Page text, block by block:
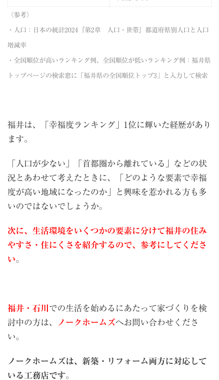
〈参考〉
・人口： 日本の統計2024『第2章 人口・世帯』都道府県別人口と人口
増減率
・全国順位が高いランキング例、全国順位が低いランキング例： 福井県
トップページの検索窓に「福井県の全国順位トップ3」と入力して検索
福井は、「幸福度ランキング」1位に輝いた経歴があり
ます。
「人口が少ない」「首都圏から離れている」などの状
況とあわせて考えたときに、「どのような要素で幸福
度が高い地域になったのか」と興味を惹かれる方も多
いのではないでしょうか。
次に、生活環境をいくつかの要素に分けて福井の住み
やすさ・住にくさを紹介するので、参考にしてくださ
い。
福井・石川 での生活を始めるにあたって家づくりを検
討中の方は、
ノークホームズへお問い合わせくださ
い。
ノークホームズは、新築・リフォーム両方に対応して
いる工務店です。